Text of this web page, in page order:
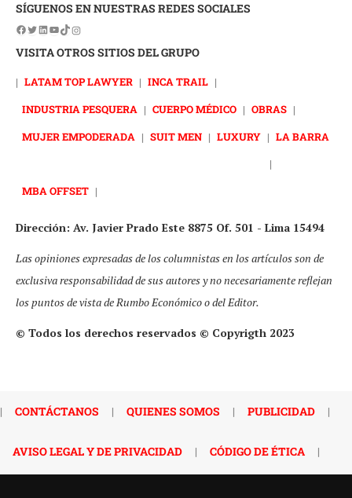
SÍGUENOS EN NUESTRAS REDES SOCIALES
VISITA OTROS SITIOS DEL GRUPO
| LATAM TOP LAWYER | INCA TRAIL |
INDUSTRIA PESQUERA | CUERPO MÉDICO | OBRAS |
MUJER EMPODERADA | SUIT MEN | LUXURY | LA BARRA
|
MBA OFFSET |
Dirección: Av. Javier Prado Este 8875 Of. 501 - Lima 15494
Las opiniones expresadas de los columnistas en los artículos son de
exclusiva responsabilidad de sus autores y no necesariamente reflejan
los puntos de vista de Rumbo Económico o del Editor.
© Todos los derechos reservados © Copyrigth 2023
| CONTÁCTANOS | QUIENES SOMOS | PUBLICIDAD |
AVISO LEGAL Y DE PRIVACIDAD | CÓDIGO DE ÉTICA |